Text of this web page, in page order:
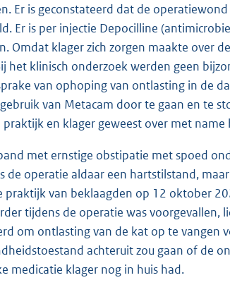
Er is geconstateerd dat de
Er is per injectie Depocilline
Omdat klager zich zorgen maakte over
het klinisch onderzoek werden geen
van ophoping van ontlasting in de
van Metacam door te gaan en te
en klager geweest over met
met ernstige obstipatie met spoed
operatie aldaar een hartstilstand,
van beklaagden op 12 oktober
tijdens de operatie was voorgevallen,
om ontlasting van de kat op te vangen
achteruit zou gaan of de
medicatie klager nog in huis had.